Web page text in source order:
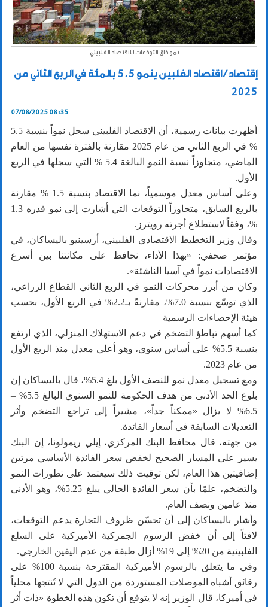
نمو فاق التوقعات للاقتصاد الفلبيني
إقتصاد / اقتصاد الفلبين ينمو 5.5 بالمئة في الربع الثاني من
2025
07/08/2025 08:35
أظهرت بيانات رسمية، أن الاقتصاد الفلبيني سجل نمواً بنسبة 5.5
% في الربع الثاني من عام 2025 مقارنة بالفترة نفسها من العام
الماضي، متجاوزاً نسبة النمو البالغة 5.4 % التي سجلها في الربع
الأول.
وعلى أساس معدل موسمياً، نما الاقتصاد بنسبة 1.5 % مقارنة
بالربع السابق، متجاوزاً التوقعات التي أشارت إلى نمو قدره 1.3
%، وفقاً لاستطلاع أجرته رويترز.
وقال وزير التخطيط الاقتصادي الفلبيني، أرسينيو باليساكان، في
مؤتمر صحفي: «بهذا الأداء، نحافظ على مكانتنا بين أسرع
الاقتصادات نمواً في آسيا الناشئة».
وكان من أبرز محركات النمو في الربع الثاني القطاع الزراعي،
الذي توسّع بنسبة 7.0%، مقارنةً بـ2.2% في الربع الأول، بحسب
هيئة الإحصاءات الرسمية
كما أسهم تباطؤ التضخم في دعم الاستهلاك المنزلي، الذي ارتفع
بنسبة 5.5% على أساس سنوي، وهو أعلى معدل منذ الربع الأول
من عام 2023.
ومع تسجيل معدل نمو للنصف الأول بلغ 5.4%، قال باليساكان إن
بلوغ الحد الأدنى من هدف الحكومة للنمو السنوي البالغ 5.5% –
6.5% لا يزال «ممكناً جداً»، مشيراً إلى تراجع التضخم وأثر
التعديلات السابقة في أسعار الفائدة.
من جهته، قال محافظ البنك المركزي، إيلي ريمولونا، إن البنك
يسير على المسار الصحيح لخفض سعر الفائدة الأساسي مرتين
إضافيتين هذا العام، لكن توقيت ذلك سيعتمد على تطورات النمو
والتضخم، علمًا بأن سعر الفائدة الحالي يبلغ 5.25%، وهو الأدنى
منذ عامين ونصف العام.
وأشار باليساكان إلى أن تحسّن ظروف التجارة يدعم التوقعات،
لافتاً إلى أن خفض الرسوم الجمركية الأميركية على السلع
الفلبينية من 20% إلى 19% أزال طبقة من عدم اليقين الخارجي.
وفي ما يتعلق بالرسوم الأميركية المقترحة بنسبة 100% على
رقائق أشباه الموصلات المستوردة من الدول التي لا تُنتجها محلياً
في أميركا، قال الوزير إنه لا يتوقع أن تكون هذه الخطوة «ذات أثر